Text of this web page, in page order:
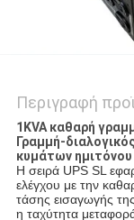
Περιγραφή
1KVA καθαρή
Γραμμή-
κυμάτων ημιτόνου
Η σειρά UPS SL
ελέγχου με την
τάσης εισαγωγής της
η ταχύτητα